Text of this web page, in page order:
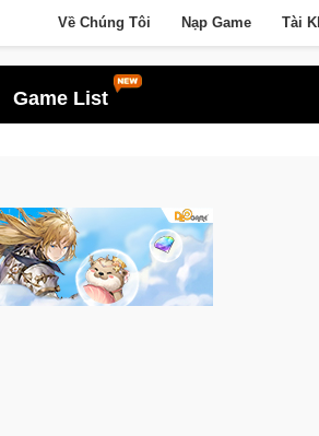
Về Chúng Tôi Nạp Game Tài
Game List